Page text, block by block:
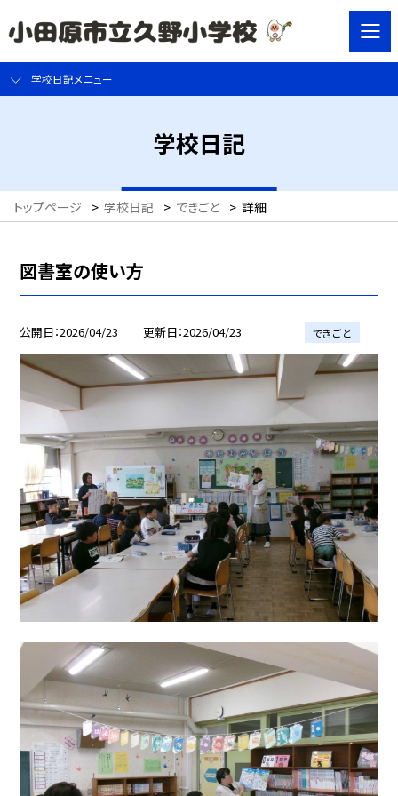
学校日記メニュー
学校日記
トップページ > 学校日記 > できごと > 詳細
図書室の使い方
公開日 2026/04/23 更新日 2026/04/23 できごと